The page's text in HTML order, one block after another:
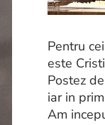
Pentru
este
Postez
iar in
Am